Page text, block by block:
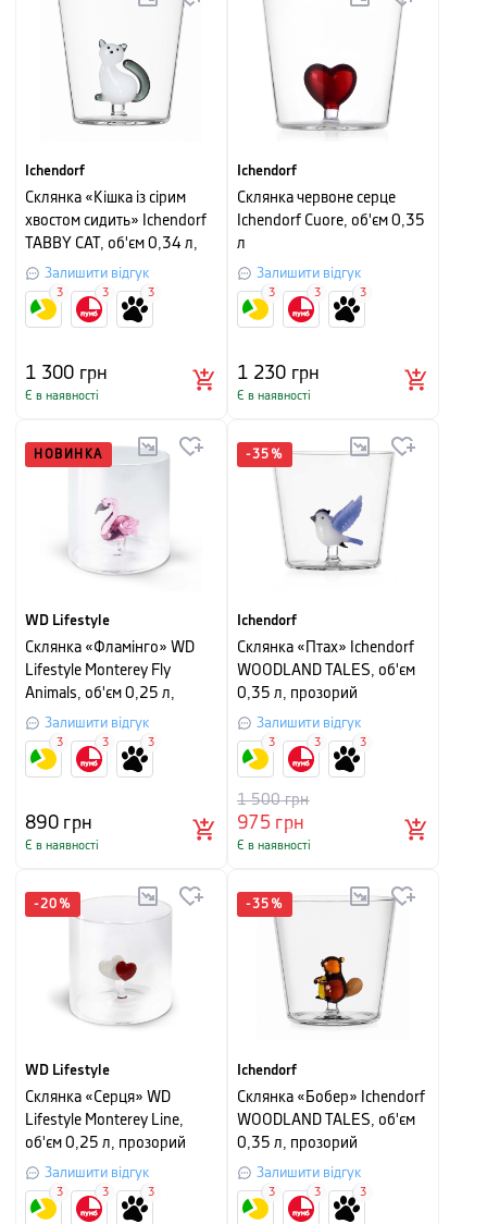
Ichendorf
Склянка «Кішка із сірим
хвостом сидить» Ichendorf
TABBY CAT, об'єм 0,34 л,
висота 8 см, прозорий
Залишити відгук
1 300 грн
Є в наявності
3 3 3
Ichendorf
Склянка червоне серце
Ichendorf Cuore, об'єм 0,35
л
Залишити відгук
1 230 грн
Є в наявності
3 3 3
НОВИНКА
WD Lifestyle
Склянка «Фламінго» WD
Lifestyle Monterey Fly
Animals, об'єм 0,25 л,
прозорий
Залишити відгук
890грн
Є в наявності
3 3 3
-35 %
Ichendorf
Склянка «Птах» Ichendorf
WOODLAND TALES, об'єм
0,35 л, прозорий
Залишити відгук
975грн
1 500грн
Є в наявності
3 3 3
-20 %
WD Lifestyle
Склянка «Серця» WD
Lifestyle Monterey Line,
об'єм 0,25 л, прозорий
Залишити відгук
3 3 3
-35 %
Ichendorf
Склянка «Бобер» Ichendorf
WOODLAND TALES, об'єм
0,35 л, прозорий
Залишити відгук
3 3 3